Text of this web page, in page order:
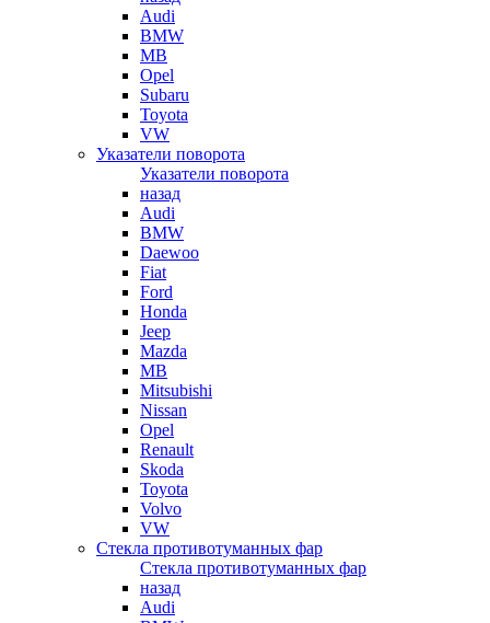
Audi
BMW
MB
Opel
Subaru
Toyota
VW
Указатели поворота
Указатели поворота
назад
Audi
BMW
Daewoo
Fiat
Ford
Honda
Jeep
Mazda
MB
Mitsubishi
Nissan
Opel
Renault
Skoda
Toyota
Volvo
VW
Стекла противотуманных фар
Стекла противотуманных фар
назад
Audi